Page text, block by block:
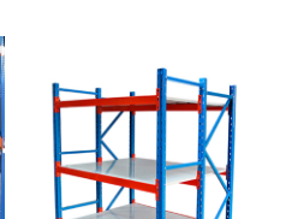
полки для чердачной
платформы